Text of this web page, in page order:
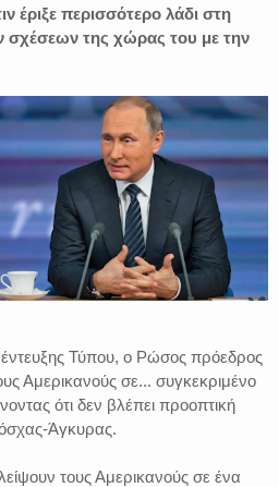
έριξε περισσότερο λάδι στη
σχέσεων της χώρας του με την
Τύπου, ο Ρώσος πρόεδρος
Αμερικανούς σε... συγκεκριμένο
ότι δεν βλέπει προοπτική
Άγκυρας.
τους Αμερικανούς σε ένα